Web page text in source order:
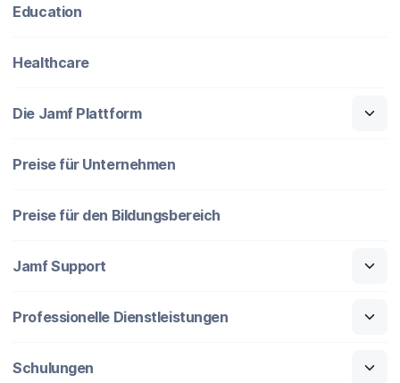
Education
Healthcare
Die Jamf Plattform
Preise für Unternehmen
Preise für den Bildungsbereich
Jamf Support
Professionelle Dienstleistungen
Schulungen